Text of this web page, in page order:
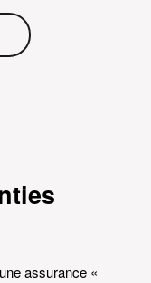
assurance «